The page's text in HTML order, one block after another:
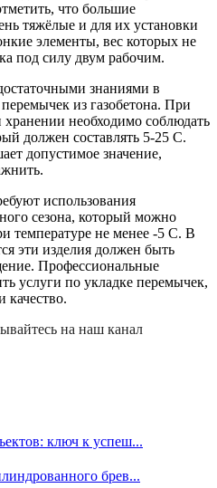
что большие
тяжёлые и для их установки
элементы, вес которых не
под силу двум рабочим.
знаниями в
из газобетона. При
необходимо соблюдать
должен составлять 5-25 С.
допустимое значение,
использования
сезона, который можно
температуре не менее -5 С. В
эти изделия должен быть
Профессиональные
услуги по укладке перемычек,
качество.
на наш канал
ключ к успеш...
брев...